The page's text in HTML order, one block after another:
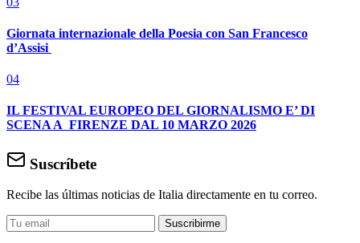
Giornata internazionale della Poesia con San Francesco
d’Assisi
04
IL FESTIVAL EUROPEO DEL GIORNALISMO E’ DI
SCENA A FIRENZE DAL 10 MARZO 2026
Suscríbete
Recibe las últimas noticias de Italia directamente en tu correo.
Suscribirme